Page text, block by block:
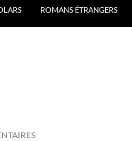
ROMANS ÉTRANGERS